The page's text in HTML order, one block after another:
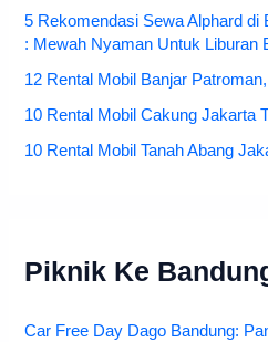
5 Rekomendasi Sewa Alphard di
: Mewah Nyaman Untuk Liburan
12 Rental Mobil Banjar
10 Rental Mobil Cakung Jakarta
10 Rental Mobil Tanah Abang
Piknik Ke
Car Free Day Dago Bandung: